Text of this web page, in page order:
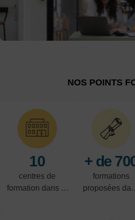
NOS POINTS
10
centres de
formation dans le
+ de
formations
proposées